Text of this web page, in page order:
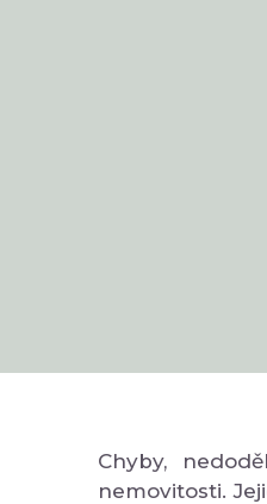
Chyby,
nemovitosti.